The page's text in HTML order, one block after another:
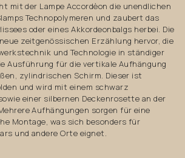
mit der Lampe Accordèon die unendlichen
Technopolymeren und zaubert das
oder eines Akkordeonbalgs herbei. Die
zeitgenössischen Erzählung hervor, die
und Technologie in ständiger
Ausführung für die vertikale Aufhängung
zylindrischen Schirm. Dieser ist
und wird mit einem schwarz
einer silbernen Deckenrosette an der
Aufhängungen sorgen für eine
Montage, was sich besonders für
und andere Orte eignet.